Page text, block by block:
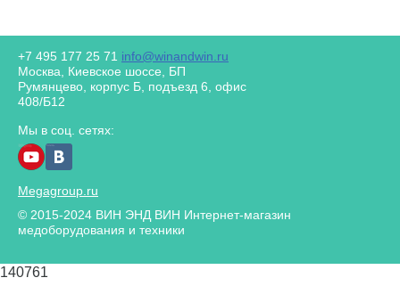
+7 495 177 25 71 info@winandwin.ru
Москва, Киевское шоссе, БП
Румянцево, корпус Б, подъезд 6, офис
408/Б12
Мы в соц. сетях:
Megagroup.ru
© 2015-2024 ВИН ЭНД ВИН Интернет-магазин
медоборудования и техники
140761